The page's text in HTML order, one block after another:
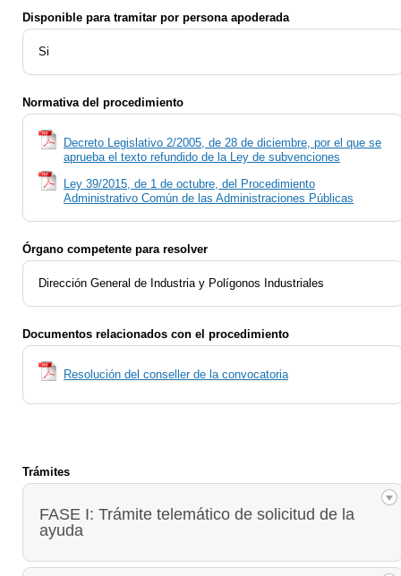
Disponible para tramitar por persona apoderada
Si
Normativa del procedimiento
Decreto Legislativo 2/2005, de 28 de diciembre, por el que se
aprueba el texto refundido de la Ley de subvenciones
Ley 39/2015, de 1 de octubre, del Procedimiento
Administrativo Común de las Administraciones Públicas
Órgano competente para resolver
Dirección General de Industria y Polígonos Industriales
Documentos relacionados con el procedimiento
Resolución del conseller de la convocatoria
Trámites
FASE I: Trámite telemático de solicitud de la
ayuda